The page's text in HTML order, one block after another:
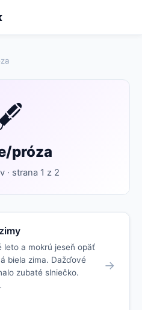
próza
· strana 1 z 2
leto a mokrú jeseň opäť
biela zima. Dažďové
zubaté slniečko.
→